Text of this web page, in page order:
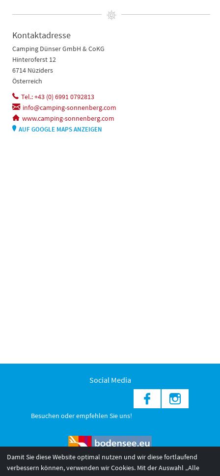
Kontaktadresse
Camping Dünser GmbH & CoKG
Hinteroferst 12
6714 Nüziders
Österreich
Tel.: +43 (0) 6991 0792813
info@camping-sonnenberg.com
www.camping-sonnenberg.com
AUF GOOGLE MAPS ANZEIGEN
Social Media
Besuchen oder empfehlen Sie uns!
Damit Sie diese Website optimal nutzen und wir diese fortlaufend
verbessern können, verwenden wir Cookies. Mit der Auswahl „Alle